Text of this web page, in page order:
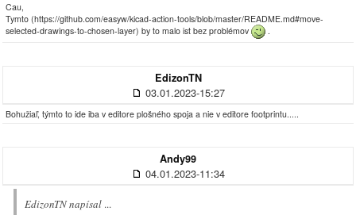
Cau,
Tymto (https://github.com/easyw/kicad-action-tools/blob/master/README.md#move-
selected-drawings-to-chosen-layer) by to malo ist bez problémov
.
EdizonTN
03.01.2023-15:27
Bohužiaľ, týmto to ide iba v editore plošného spoja a nie v editore footprintu.....
Andy99
04.01.2023-11:34
EdizonTN napísal ...